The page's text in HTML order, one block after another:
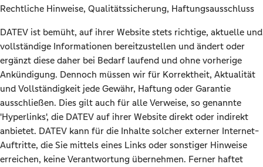
Rechtliche Hinweise, Qualitätssicherung, Haftungsausschluss
DATEV ist bemüht, auf ihrer Website stets richtige, aktuelle und
vollständige Informationen bereitzustellen und ändert oder
ergänzt diese daher bei Bedarf laufend und ohne vorherige
Ankündigung. Dennoch müssen wir für Korrektheit, Aktualität
und Vollständigkeit jede Gewähr, Haftung oder Garantie
ausschließen. Dies gilt auch für alle Verweise, so genannte
'Hyperlinks', die DATEV auf ihrer Website direkt oder indirekt
anbietet. DATEV kann für die Inhalte solcher externer Internet-
Auftritte, die Sie mittels eines Links oder sonstiger Hinweise
erreichen, keine Verantwortung übernehmen. Ferner haftet